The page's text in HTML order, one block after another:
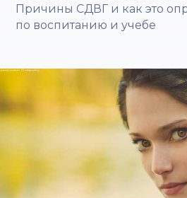
Причины СДВГ и как это
по воспитанию и учебе